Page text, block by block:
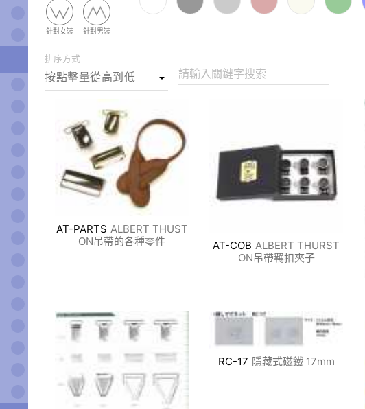
針對女裝 針對男裝
排序方式
請輸入關鍵字搜索
AT-PARTS ALBERT THUST
ON吊帶的各種零件
AT-COB ALBERT THURST
ON吊帶羈扣夾子
RC-17 隱藏式磁鐵 17mm